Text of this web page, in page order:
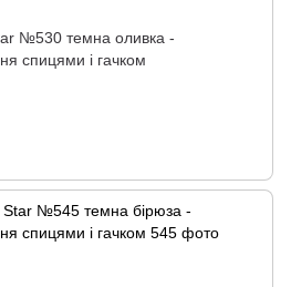
№530 темна оливка -
спицями і гачком